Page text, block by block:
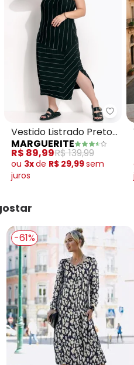
- Vestido Preto Midi
Vestido Listrado Preto
e Branco em Malha de
Visc
MARGUERITE
R$ 89,99R$ 139,99
ou 3xde R$ 29,99sem
juros
-61%